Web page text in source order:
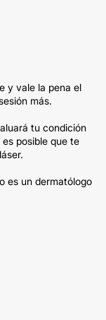
y vale la pena el
más.
tu condición
posible que te
es un dermatólogo